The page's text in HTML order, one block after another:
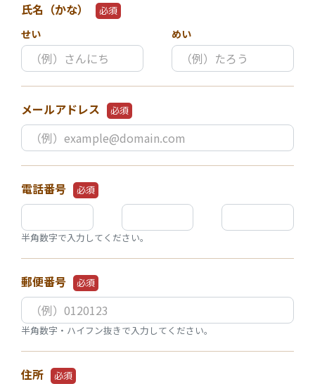
氏名（かな） 必須
せい めい
メールアドレス 必須
電話番号 必須
半角数字で入力してください。
郵便番号 必須
半角数字・ハイフン抜きで入力してください。
住所 必須